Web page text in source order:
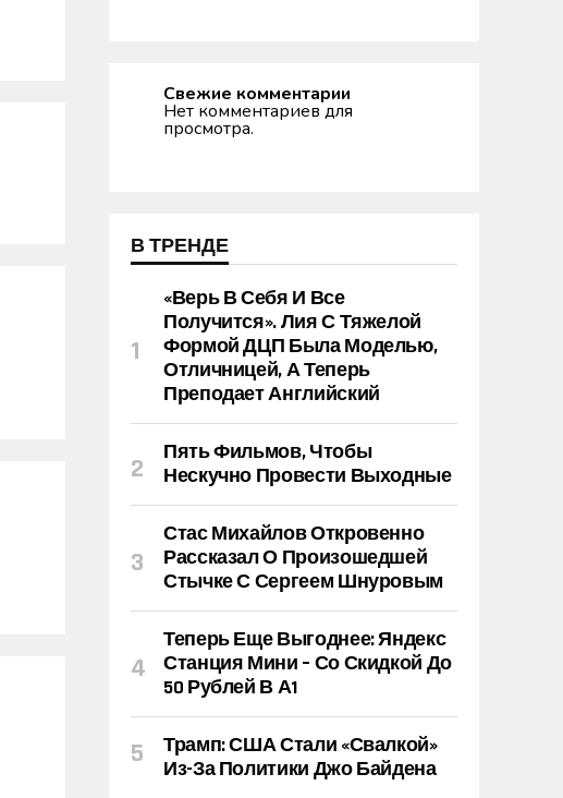
Свежие комментарии
Нет комментариев для
просмотра.
В ТРЕНДЕ
«Верь В Себя И Все
Получится». Лия С Тяжелой
Формой ДЦП Была Моделью,
Отличницей, А Теперь
Преподает Английский
Пять Фильмов, Чтобы
Нескучно Провести Выходные
Стас Михайлов Откровенно
Рассказал О Произошедшей
Стычке С Сергеем Шнуровым
Теперь Еще Выгоднее: Яндекс
Станция Мини – Со Скидкой До
50 Рублей В А1
Трамп: США Стали «свалкой»
Из-За Политики Джо Байдена